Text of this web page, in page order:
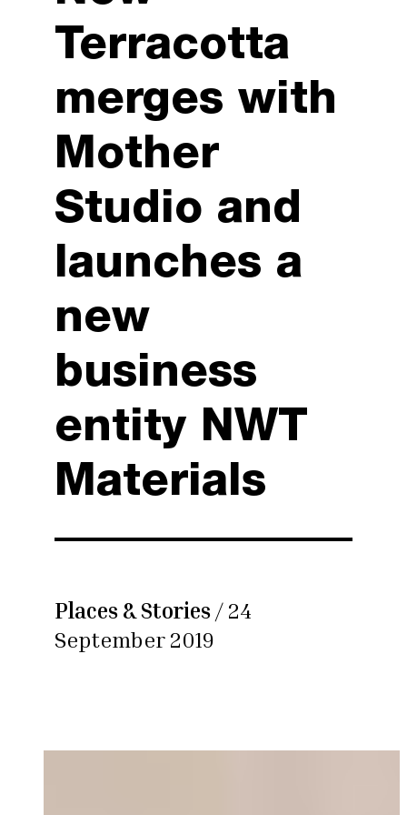
Terracotta
merges with
Mother
Studio and
launches a
new
business
entity NWT
Materials
Places & Stories/ 24
September 2019